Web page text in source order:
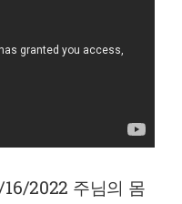
2022 주님의 몸